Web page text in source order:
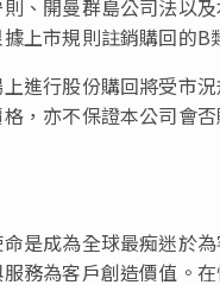
、開曼群島公司法以
上市規則註銷購回的B
進行股份購回將受市
，亦不保證本公司會
是成為全球最痴迷於
務為客戶創造價值。